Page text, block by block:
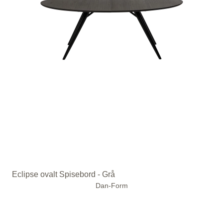
Eclipse ovalt Spisebord - Grå
Dan-Form